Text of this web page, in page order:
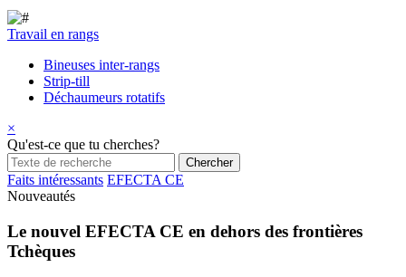
Travail en rangs
Bineuses inter-rangs
Strip-till
Déchaumeurs rotatifs
×
Qu'est-ce que tu cherches?
Faits intéressants EFECTA CE
Nouveautés
Le nouvel EFECTA CE en dehors des frontières
Tchèques